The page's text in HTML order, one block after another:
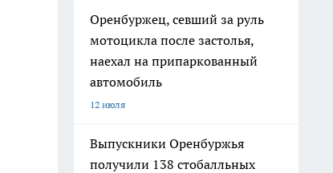
Оренбуржец, севший за руль
мотоцикла после застолья,
наехал на припаркованный
автомобиль
12 июля
Выпускники Оренбуржья
получили 138 стобалльных